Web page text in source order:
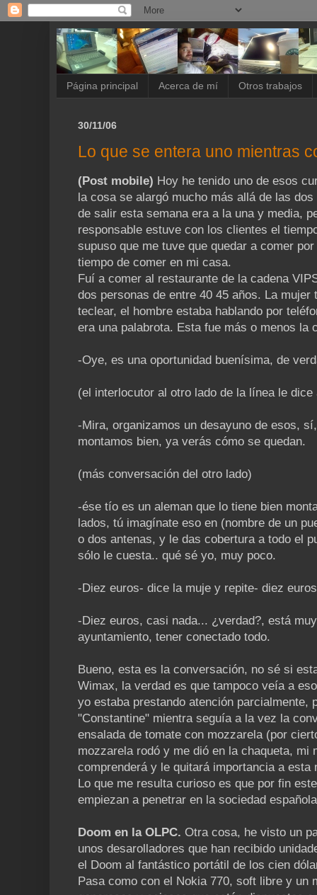
Página principal Acerca de mí Otros trabajos
30/11/06
Lo que se entera uno mientras
(Post mobile) Hoy he tenido uno de esos
la cosa se alargó mucho más allá de las
de salir esta semana era a la una y media,
responsable estuve con los clientes el
supuso que me tuve que quedar a comer
tiempo de comer en mi casa.
Fuí a comer al restaurante de la cadena
dos personas de entre 40 45 años. La
teclear, el hombre estaba hablando por
era una palabrota. Esta fue más o menos la
-Oye, es una oportunidad buenísima, de
(el interlocutor al otro lado de la línea le dice
-Mira, organizamos un desayuno de esos,
montamos bien, ya verás cómo se quedan.
(más conversación del otro lado)
-ése tío es un aleman que lo tiene bien
lados, tú imagínate eso en (nombre de un
o dos antenas, y le das cobertura a todo el
sólo le cuesta.. qué sé yo, muy poco.
-Diez euros- dice la muje y repite- diez
-Diez euros, casi nada... ¿verdad?, está
ayuntamiento, tener conectado todo.
Bueno, esta es la conversación, no sé si
Wimax, la verdad es que tampoco veía a
yo estaba prestando atención parcialmente,
"Constantine" mientra seguía a la vez la
ensalada de tomate con mozzarela (por
mozzarela rodó y me dió en la chaqueta, mi
comprenderá y le quitará importancia a esta
Lo que me resulta curioso es que por fin
empiezan a penetrar en la sociedad
Doom en la OLPC. Otra cosa, he visto un
unos desarolladores que han recibido
el Doom al fantástico portátil de los cien
Pasa como con el Nokia 770, soft libre y un